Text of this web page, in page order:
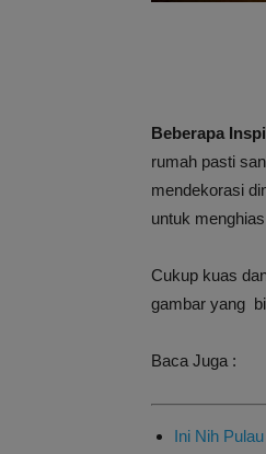
Beberapa
rumah pasti
mendekorasi
untuk
Cukup kuas
gambar yang
Baca Juga :
Ini Nih